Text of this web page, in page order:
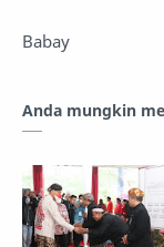
Babay
Anda mungkin